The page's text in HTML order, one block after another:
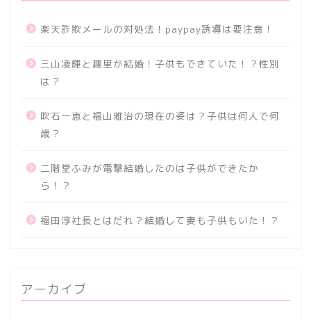
楽天詐欺メールの対処法！paypay誘導は要注意！
三山凌輝と趣里が結婚！子供もできていた！？性別
は？
吹石一恵と福山雅治の現在の姿は？子供は何人で何
歳？
二階堂ふみが電撃結婚したのは子供ができたか
ら！？
福田淳社長とはだれ？結婚して妻も子供もいた！？
アーカイブ